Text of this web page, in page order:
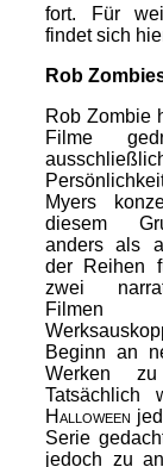
fort. Für
findet sich
Rob
Rob Zombie
Filme
Myers
diesem
anders als
der Reihen
zwei
Filmen
Beginn an
Werken
Tatsächlich
Halloween
Serie
jedoch zu